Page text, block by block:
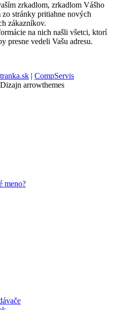
zrkadlom, zrkadlom Vášho
stránky pritiahne nových
zákazníkov.
na nich našli všetci, ktorí
presne vedeli Vašu adresu.
| CompServis
arrowthemes
meno?